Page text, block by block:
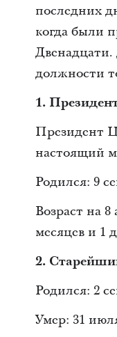
последних
когда были
Двенадцати.
должности
1.
Президент
настоящий
Родился: 9
Возраст на 8
месяцев и 1
2.
Родился: 2
Умер: 31